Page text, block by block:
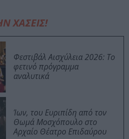
ΧΑΣΕΙΣ!
Φεστιβάλ Αισχύλεια 2026: Το
φετινό πρόγραμμα
αναλυτικά
Ίων, του Ευριπίδη από τον
Θωμά Μοσχόπουλο στο
Αρχαίο Θέατρο Επιδαύρου